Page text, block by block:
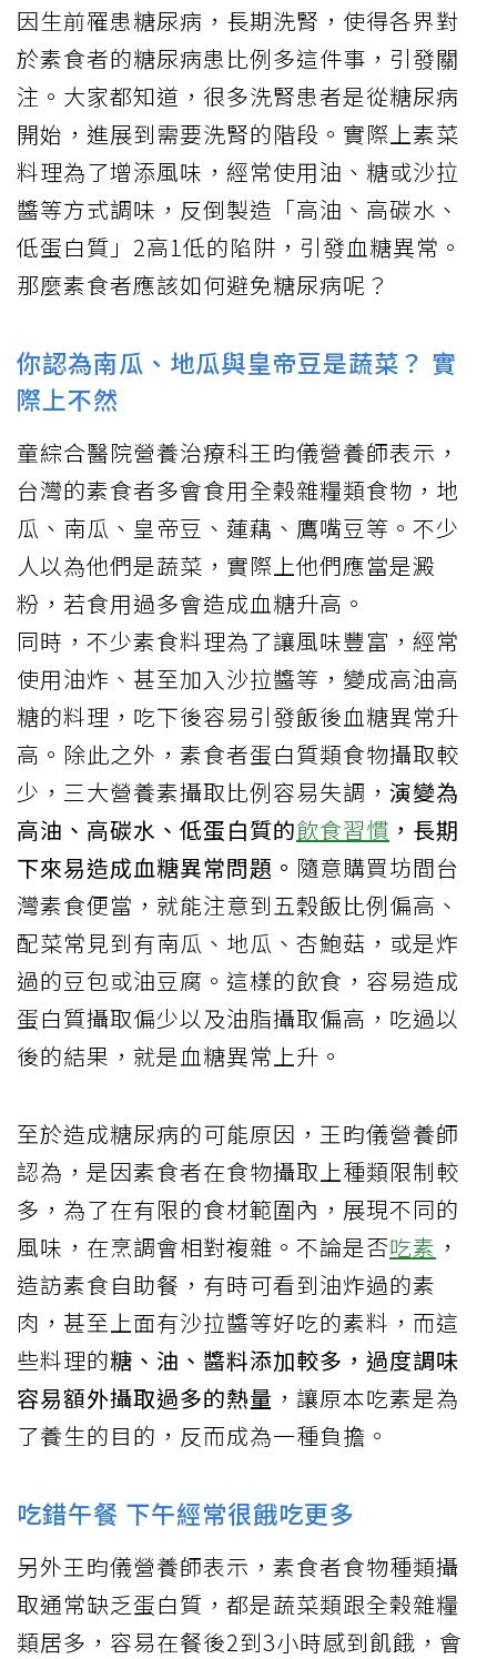
因生前罹患糖尿病，長期洗腎，使得各界對
於素食者的糖尿病患比例多這件事，引發關
注。大家都知道，很多洗腎患者是從糖尿病
開始，進展到需要洗腎的階段。實際上素菜
料理為了增添風味，經常使用油、糖或沙拉
醬等方式調味，反倒製造「高油、高碳水、
低蛋白質」2高1低的陷阱，引發血糖異常。
那麼素食者應該如何避免糖尿病呢？
你認為南瓜、地瓜與皇帝豆是蔬菜？ 實
際上不然
童綜合醫院營養治療科王昀儀營養師表示，
台灣的素食者多會食用全榖雜糧類食物，地
瓜、南瓜、皇帝豆、蓮藕、鷹嘴豆等。不少
人以為他們是蔬菜，實際上他們應當是澱
粉，若食用過多會造成血糖升高。
同時，不少素食料理為了讓風味豐富，經常
使用油炸、甚至加入沙拉醬等，變成高油高
糖的料理，吃下後容易引發飯後血糖異常升
高。除此之外，素食者蛋白質類食物攝取較
少，三大營養素攝取比例容易失調， 演變為
高油、高碳水、低蛋白質的飲食習慣 ，長期
下來易造成血糖異常問題。 隨意購買坊間台
灣素食便當，就能注意到五穀飯比例偏高、
配菜常見到有南瓜、地瓜、杏鮑菇，或是炸
過的豆包或油豆腐。這樣的飲食，容易造成
蛋白質攝取偏少以及油脂攝取偏高，吃過以
後的結果，就是血糖異常上升。
至於造成糖尿病的可能原因，王昀儀營養師
認為，是因素食者在食物攝取上種類限制較
多，為了在有限的食材範圍內，展現不同的
風味，在烹調會相對複雜。不論是否吃素 ，
造訪素食自助餐，有時可看到油炸過的素
肉，甚至上面有沙拉醬等好吃的素料，而這
些料理的糖、油、醬料添加較多，過度調味
容易額外攝取過多的熱量 ，讓原本吃素是為
了養生的目的，反而成為一種負擔。
吃錯午餐 下午經常很餓吃更多
另外王昀儀營養師表示，素食者食物種類攝
取通常缺乏蛋白質，都是蔬菜類跟全榖雜糧
類居多，容易在餐後2到3小時感到飢餓，會